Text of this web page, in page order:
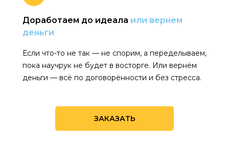
Доработаем до идеала или вернем
деньги
Если что-то не так — не спорим, а переделываем,
пока научрук не будет в восторге. Или вернём
деньги — всё по договорённости и без стресса.
ЗАКАЗАТЬ